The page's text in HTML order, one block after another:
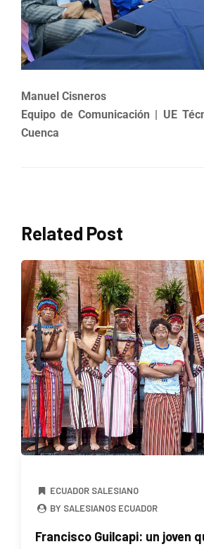
Manuel Cisneros
Equipo de Comunicación | UE
Cuenca
Related Post
ECUADOR SALESIANO
BY SALESIANOS ECUADOR
Francisco Guilcapi: un joven